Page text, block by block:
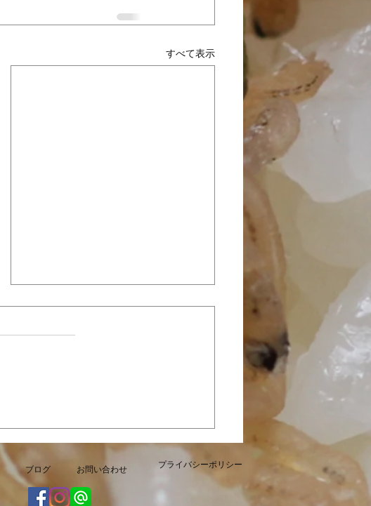
すべて表示
より販売開始いたしました
ブログ お問い合わせ プライバシーポリシー